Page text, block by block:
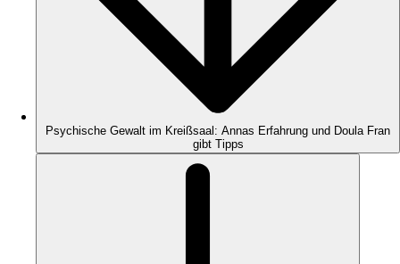
Psychische Gewalt im Kreißsaal: Annas Erfahrung und Doula Fran
gibt Tipps